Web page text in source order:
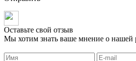
Оставьте свой отзыв
Мы хотим знать ваше мнение о нашей